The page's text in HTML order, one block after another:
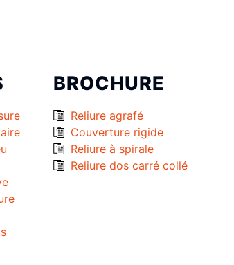
BROCHURE
Reliure agrafé
Couverture rigide
Reliure à spirale
Reliure dos carré collé